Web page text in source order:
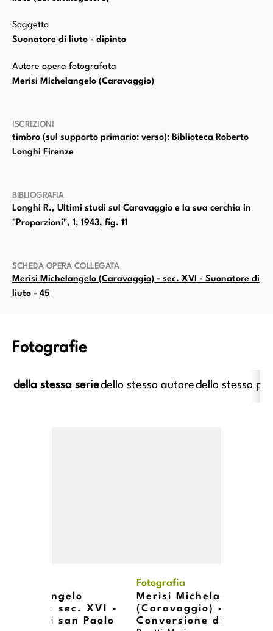
Soggetto
Suonatore di liuto - dipinto
Autore opera fotografata
Merisi Michelangelo (Caravaggio)
ISCRIZIONI
timbro (sul supporto primario: verso): Biblioteca Roberto
Longhi Firenze
BIBLIOGRAFIA
Longhi R., Ultimi studi sul Caravaggio e la sua cerchia in
"Proporzioni", 1, 1943, fig. 11
SCHEDA OPERA COLLEGATA
Merisi Michelangelo (Caravaggio) - sec. XVI - Suonatore di
liuto - 45
Fotografie
della stessa seriedello stesso autoredello stesso
Michelangelo
- sec. XVI -
di san Paolo
Merisi Michelangelo
(Caravaggio) - sec.
Conversione di san
Fotografia